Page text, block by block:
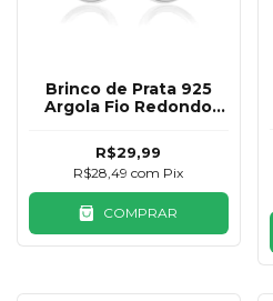
Brinco de Prata 925
Argola Fio Redondo
R$29,99
R$28,49com Pix
COMPRAR